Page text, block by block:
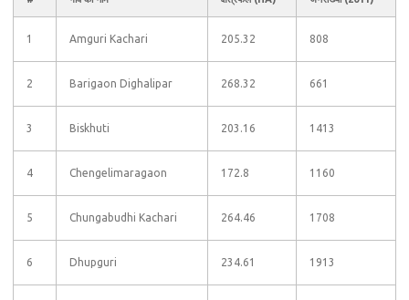
1 Amguri Kachari 205.32 808
2 Barigaon Dighalipar 268.32 661
3 Biskhuti 203.16 1413
4 Chengelimaragaon 172.8 1160
5 Chungabudhi Kachari 264.46 1708
6 Dhupguri 234.61 1913